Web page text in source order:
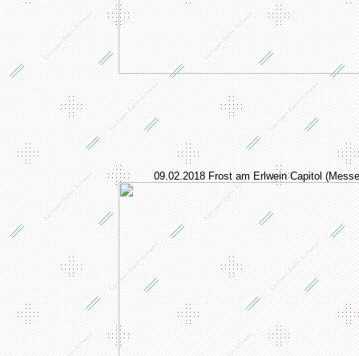
09.02.2018 Frost am Erlwein Capitol